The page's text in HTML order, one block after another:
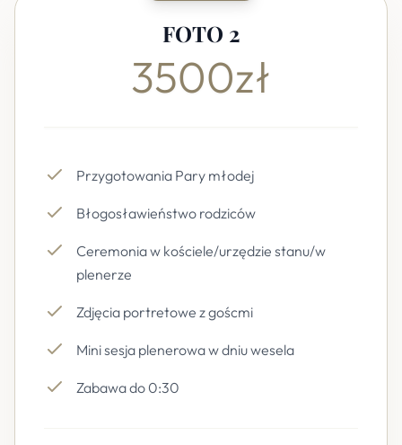
FOTO 2
3500zł
Przygotowania Pary młodej
Błogosławieństwo rodziców
Ceremonia w kościele/urzędzie stanu/w
plenerze
Zdjęcia portretowe z goścmi
Mini sesja plenerowa w dniu wesela
Zabawa do 0:30